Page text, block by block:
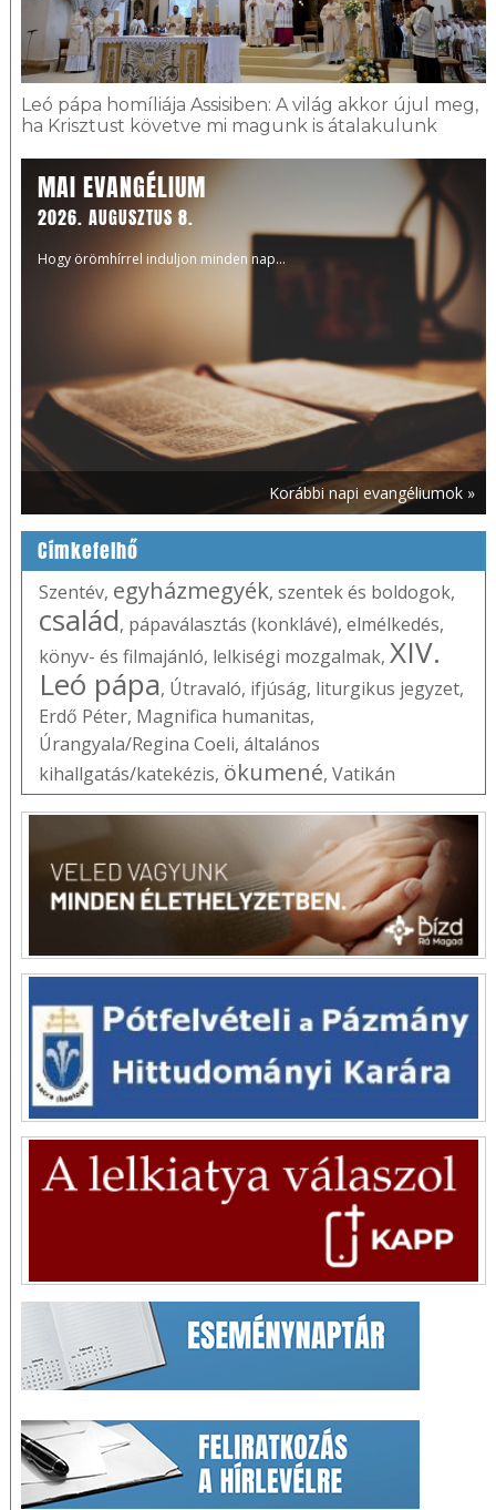
Leó pápa homíliája Assisiben: A világ akkor újul meg,
ha Krisztust követve mi magunk is átalakulunk
MAI EVANGÉLIUM
2026. AUGUSZTUS 8.
Hogy örömhírrel induljon minden nap...
Korábbi napi evangéliumok »
Címkefelhő
Szentév, egyházmegyék, szentek és boldogok,
család, pápaválasztás (konklávé), elmélkedés,
könyv- és filmajánló, lelkiségi mozgalmak, XIV.
Leó pápa, Útravaló, ifjúság, liturgikus jegyzet,
Erdő Péter, Magnifica humanitas,
Úrangyala/Regina Coeli, általános
kihallgatás/katekézis, ökumené, Vatikán